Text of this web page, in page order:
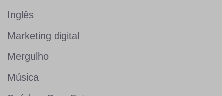
Inglês
Marketing digital
Mergulho
Música